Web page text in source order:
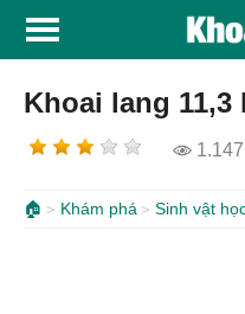
Khoai lang
1.147
🏠 Khám phá Sinh vật